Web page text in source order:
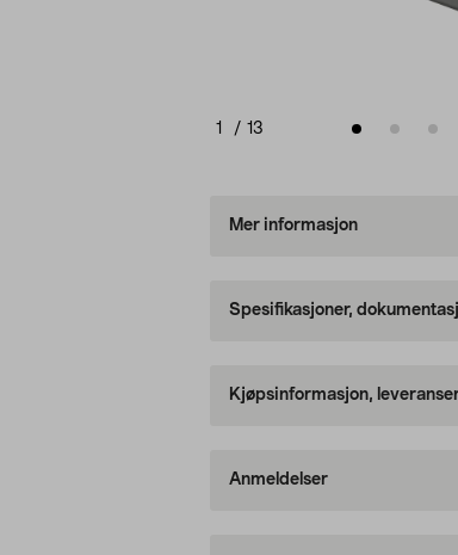
1 / 13
Mer informasjon
Spesifikasjoner,
Kjøpsinformasjon,
Anmeldelser